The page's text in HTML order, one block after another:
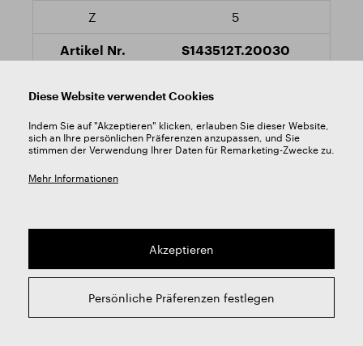
5
S143512T.20030
150
Diese Website verwendet Cookies
Indem Sie auf "Akzeptieren" klicken, erlauben Sie dieser Website,
sich an Ihre persönlichen Präferenzen anzupassen, und Sie
stimmen der Verwendung Ihrer Daten für Remarketing-Zwecke zu.
Mehr Informationen
Akzeptieren
Persönliche Präferenzen festlegen